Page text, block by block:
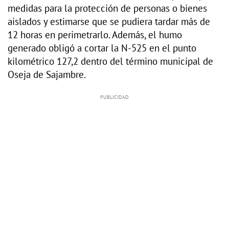
medidas para la protección de personas o bienes
aislados y estimarse que se pudiera tardar más de
12 horas en perimetrarlo. Además, el humo
generado obligó a cortar la N-525 en el punto
kilométrico 127,2 dentro del término municipal de
Oseja de Sajambre.